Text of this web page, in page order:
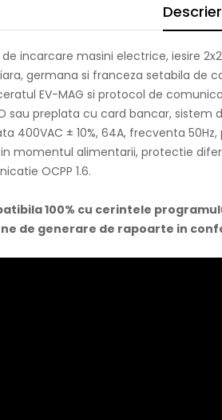
incarcare masini electrice, iesire
germana si franceza setabila de
EV-MAG si protocol de
sau preplata cu card bancar, sistem
400VAC ± 10%, 64A, frecventa
momentul alimentarii, protectie
OCPP 1.6.
100% cu cerintele
de generare de rapoarte in